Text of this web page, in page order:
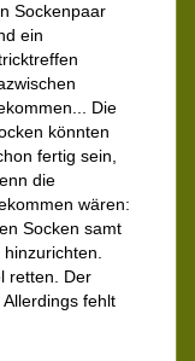
Sockenpaar
ein
Die
könnten
fertig sein,
die
wären:
Socken samt
retten. Der
fehlt